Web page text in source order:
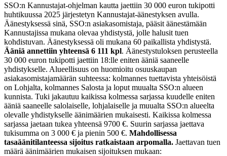
SSO:n Kannustajat-ohjelman kautta jaettiin 30 000 euron tukipotti
huhtikuussa 2025 järjestetyn Kannustajat-äänestyksen avulla.
Äänestyksessä sinä, SSO:n asiakasomistaja, pääsit äänestämään
Kannustajissa mukana olevaa yhdistystä, jolle halusit tuen
kohdistuvan. Äänestyksessä oli mukana 60 paikallista yhdistystä.
Ääniä annettiin yhteensä 6 111 kpl. Äänestystuloksen perusteella
30 000 euron tukipotti jaettiin 18:lle eniten ääniä saaneelle
yhdistykselle. Alueellisuus on huomioitu osuuskaupan
asiakasomistajamäärän suhteessa: kolmannes tuettavista yhteisöistä
on Lohjalta, kolmannes Salosta ja loput muualta SSO:n alueen
kunnista. Tuki jakautuu kaikissa kolmessa sarjassa kuudelle eniten
ääniä saaneelle salolaiselle, lohjalaiselle ja muualta SSO:n alueelta
olevalle yhdistykselle äänimäärien mukaisesti. Kaikissa kolmessa
sarjassa jaetaan tukea yhteensä 9700 €. Suurin sarjassa jaettava
tukisumma on 3 000 € ja pienin 500 €. Mahdollisessa
tasaäänitilanteessa sijoitus ratkaistaan arpomalla. Jaettavan tuen
määrä äänimäärien mukaisen sijoituksen mukaan: